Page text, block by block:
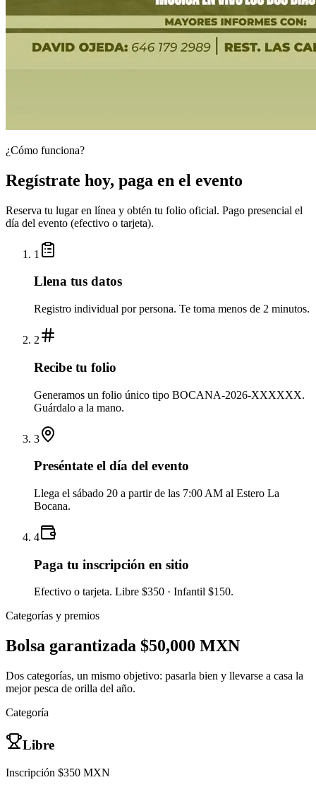
¿Cómo funciona?
Regístrate hoy, paga en el evento
Reserva tu lugar en línea y obtén tu folio oficial. Pago presencial el
día del evento (efectivo o tarjeta).
1
Llena tus datos
Registro individual por persona. Te toma menos de 2 minutos.
2
Recibe tu folio
Generamos un folio único tipo BOCANA-2026-XXXXXX.
Guárdalo a la mano.
3
Preséntate el día del evento
Llega el sábado 20 a partir de las 7:00 AM al Estero La
Bocana.
4
Paga tu inscripción en sitio
Efectivo o tarjeta. Libre $350 · Infantil $150.
Categorías y premios
Bolsa garantizada $50,000 MXN
Dos categorías, un mismo objetivo: pasarla bien y llevarse a casa la
mejor pesca de orilla del año.
Categoría
Libre
Inscripción $350 MXN